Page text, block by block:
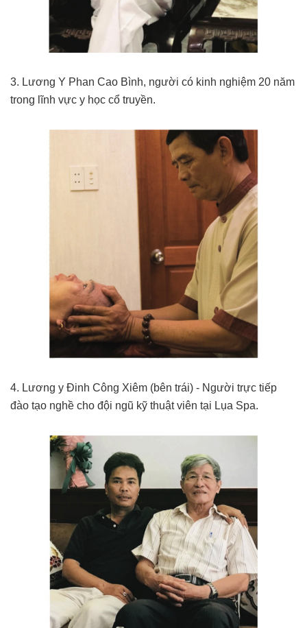
3. Lương Y Phan Cao Bình, người có kinh nghiệm 20 năm
trong lĩnh vực y học cổ truyền.
4. Lương y Đinh Công Xiêm (bên trái) - Người trực tiếp
đào tạo nghề cho đội ngũ kỹ thuật viên tại Lụa Spa.